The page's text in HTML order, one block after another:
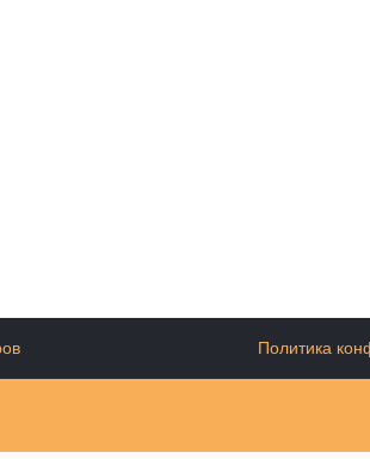
Политика